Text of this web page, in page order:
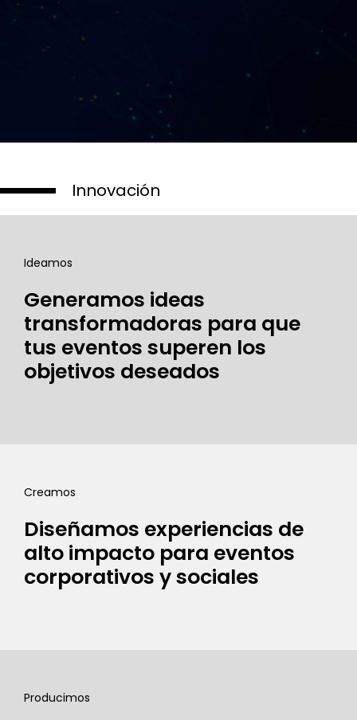
Innovación
Ideamos
Generamos ideas
transformadoras para que
tus eventos superen los
objetivos deseados
Creamos
Diseñamos experiencias de
alto impacto para eventos
corporativos y sociales
Producimos